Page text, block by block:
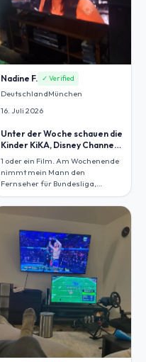
Nadine F. ✓ Verified
DeutschlandMünchen
16. Juli 2026
Unter der Woche schauen die
Kinder KiKA, Disney Channel
1 oder ein Film. Am Wochenende
nimmt mein Mann den
Fernseher für Bundesliga,
während ich auf dem Tablet
Serien weiterschaü.